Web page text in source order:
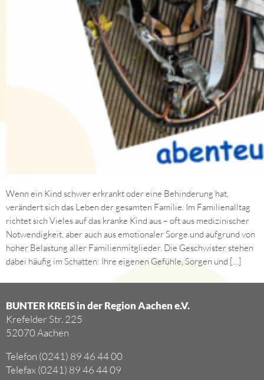
Wenn ein Kind schwer erkrankt oder eine Behinderung hat,
verändert sich das Leben der gesamten Familie. Im Familienalltag
richtet sich Vieles auf das kranke Kind aus – oft aus medizinischer
Notwendigkeit, aber auch aus emotionaler Sorge und aufgrund von
hoher Belastung aller Familienmitglieder. Die Geschwister stehen
dabei häufig im Schatten: Ihre eigenen Gefühle, Sorgen und […]
BUNTER KREIS in der Region Aachen e.V.
Krefelder Str. 225
52070 Aachen
Telefon (0241) 89 46 44 00
Telefax (0241) 89 46 44 09